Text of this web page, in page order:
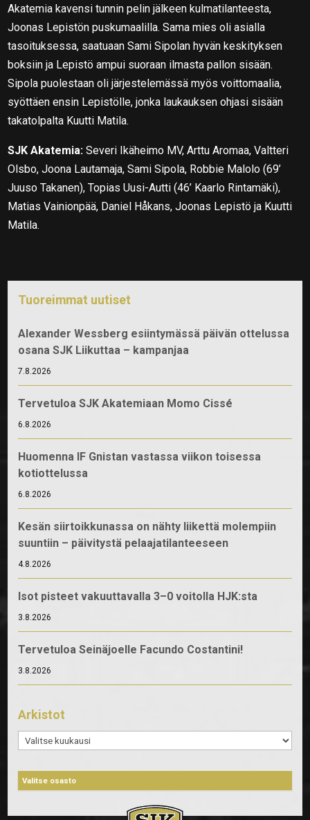
Akatemia kavensi tunnin pelin jälkeen kulmatilanteesta,
Joonas Lepistön puskumaalilla. Sama mies oli asialla
tasoituksessa, saatuaan Sami Sipolan hyvän keskityksen
boksiin ja Lepistö ampui suoraan ilmasta pallon sisään.
Sipola puolestaan oli järjestelemässä myös voittomaalia,
syöttäen ensin Lepistölle, jonka laukauksen ohjasi sisään
takatolpalta Kuutti Matila.
SJK Akatemia: Severi Ikäheimo MV, Arttu Aromaa, Valtteri
Olsbo, Joona Lautamaja, Sami Sipola, Robbie Malolo (69’
Juuso Takanen), Topias Uusi-Autti (46’ Kaarlo Rintamäki),
Matias Vainionpää, Daniel Håkans, Joonas Lepistö ja Kuutti
Matila.
Tuoreimmat uutiset
Alexander Wessberg esiintymässä päivän ottelussa
osana SJK Liikuttaa – kampanjaa
7.8.2026
Tervetuloa SJK Akatemiaan Momo Cissé
6.8.2026
Huomenna IF Gnistan vastassa viikon toisessa
kotiottelussa
6.8.2026
Kesän siirtoikkunassa on nähty liikettä molempiin
suuntiin – päivitystä pelaajatilanteeseen
4.8.2026
Isot pisteet vakuuttavalla 3–0 voitolla HJK:sta
3.8.2026
Tervetuloa Seinäjoelle Facundo Costantini!
3.8.2026
Arkistot
Arkistot